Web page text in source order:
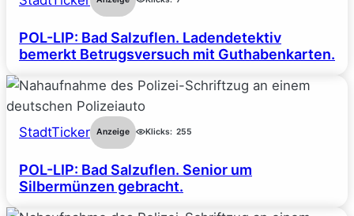
POL-LIP: Bad Salzuflen. Ladendetektiv
bemerkt Betrugsversuch mit Guthabenkarten.
StadtTicker Anzeige Klicks: 255
POL-LIP: Bad Salzuflen. Senior um
Silbermünzen gebracht.